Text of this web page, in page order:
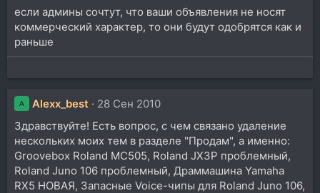
если админы сочтут, что ваши объявления не носят
коммерческий характер, то они будут одобрятся как и
раньше
A Alexx_best
28 Сен 2010
Здравствуйте! Есть вопрос, с чем связано удаление
нескольких моих тем в разделе "Продам", а именно:
Groovebox Roland MC505, Roland JX3P проблемный,
Roland Juno 106 проблемный, Драммашина Yamaha
RX5 НОВАЯ, Запасные Voice-чипы для Roland Juno 106,